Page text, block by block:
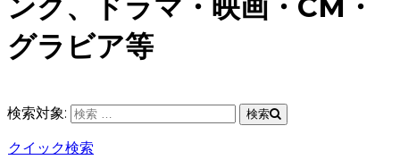
ンク、ドラマ・映画・CM・
グラビア等
検索対象: 検索
クイック検索